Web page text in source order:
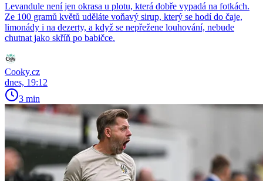
Levandule není jen okrasa u plotu, která dobře vypadá na fotkách.
Ze 100 gramů květů uděláte voňavý sirup, který se hodí do čaje,
limonády i na dezerty, a když se nepřežene louhování, nebude
chutnat jako skříň po babičce.
Cooky.cz
dnes, 19:12
3 min